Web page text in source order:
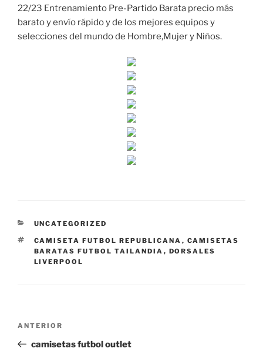
22/23 Entrenamiento Pre-Partido Barata precio más
barato y envío rápido y de los mejores equipos y
selecciones del mundo de Hombre,Mujer y Niños.
CATEGORÍAS
UNCATEGORIZED
ETIQUETAS
CAMISETA FUTBOL REPUBLICANA , CAMISETAS
BARATAS FUTBOL TAILANDIA , DORSALES
LIVERPOOL
entradas
Entrada
anterior:
ANTERIOR
camisetas futbol outlet